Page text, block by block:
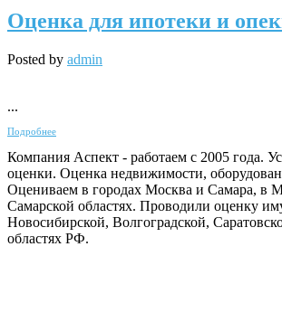
Оценка для ипотеки и
Posted by admin
...
Подробнее
Компания Аспект - работаем с 2005 года.
оценки. Оценка недвижимости,
Оцениваем в городах Москва и Самара, в
Самарской областях. Проводили оценку
Новосибирской, Волгоградской,
областях РФ.